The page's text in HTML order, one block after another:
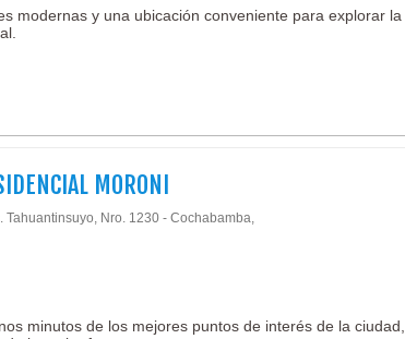
modernas y una ubicación conveniente para explorar la
MORONI
Tahuantinsuyo, Nro. 1230 - Cochabamba,
minutos de los mejores puntos de interés de la